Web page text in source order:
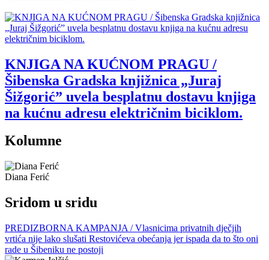
KNJIGA NA KUĆNOM PRAGU /
Šibenska Gradska knjižnica „Juraj
Šižgorić” uvela besplatnu dostavu knjiga
na kućnu adresu električnim biciklom.
Kolumne
Diana Ferić
Sridom u sridu
PREDIZBORNA KAMPANJA / Vlasnicima privatnih dječjih
vrtića nije lako slušati Restovićeva obećanja jer ispada da to što oni
rade u Šibeniku ne postoji